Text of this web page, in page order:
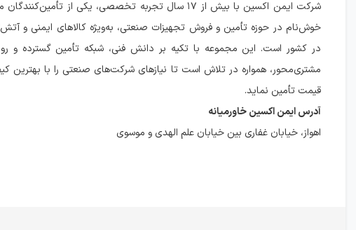
شرکت ایمن اکسین با بیش از ۱۷ سال تجربه تخصصی، یکی از
خوش‌نام در حوزه تأمین و فروش تجهیزات صنعتی، به‌ویژه کالاهای ایمنی و
در کشور است. این مجموعه با تکیه بر دانش فنی، شبکه تأمین گسترده و
مشتری‌محور، همواره در تلاش است تا نیازهای شرکت‌های صنعتی را با بهترین
قیمت تأمین نماید.
آدرس ایمن اکسین خاورمیانه
اهواز، خیابان غفاری بین خیابان علم الهدی و موسوی